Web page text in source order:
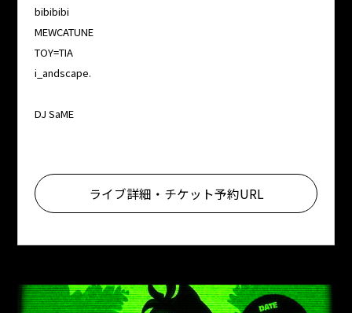
bibibibi
MEWCATUNE
TOY=TIA
i_andscape.
DJ SaME
ライブ詳細・チケット予約URL